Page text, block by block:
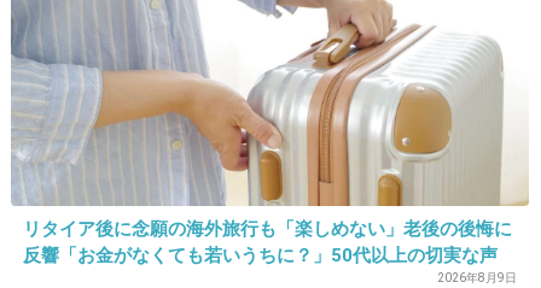
+292
20. 匿名 2014/06/03(火) 10:39:52
鬼の手を実写化なんてできるわけない！！
それよりも難しいのは美樹の小5であの巨乳を
どう実写化するというの！！
-6
リタイア後に念願の海外旅行も「楽しめない」老後の後悔に
反響「お金がなくても若いうちに？」50代以上の切実な声
2026年8月9日